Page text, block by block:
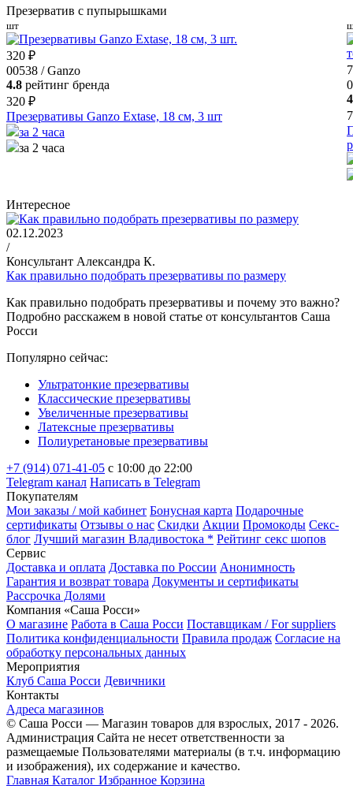
Презерватив с пупырышками
шт
320 ₽
00538 / Ganzo
4.8 рейтинг бренда
320 ₽
Презервативы Ganzo Extase, 18 см, 3 шт
за 2 часа
за 2 часа
Интересное
02.12.2023
/
Консультант Александра К.
Как правильно подобрать презервативы по размеру
Как правильно подобрать презервативы и почему это важно?
Подробно расскажем в новой статье от консультантов Саша
Росси
Популярно сейчас:
Ультратонкие презервативы
Классические презервативы
Увеличенные презервативы
Латексные презервативы
Полиуретановые презервативы
+7 (914) 071-41-05 c 10:00 до 22:00
Telegram канал Написать в Telegram
Покупателям
Мои заказы / мой кабинет Бонусная карта Подарочные
сертификаты Отзывы о нас Скидки Акции Промокоды Секс-
блог Лучший магазин Владивостока * Рейтинг секс шопов
Сервис
Доставка и оплата Доставка по России Анонимность
Гарантия и возврат товара Документы и сертификаты
Рассрочка Долями
Компания «Саша Росси»
О магазине Работа в Саша Росси Поставщикам / For suppliers
Политика конфиденциальности Правила продаж Согласие на
обработку персональных данных
Мероприятия
Клуб Саша Росси Девичники
Контакты
Адреса магазинов
© Саша Росси — Магазин товаров для взрослых, 2017 - 2026.
Администрация Сайта не несет ответственности за
размещаемые Пользователями материалы (в т.ч. информацию
и изображения), их содержание и качество.
Главная Каталог Избранное Корзина